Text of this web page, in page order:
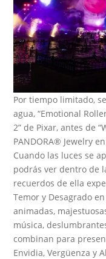
Por tiempo limitado,
agua, “Emotional
2” de Pixar, antes de
PANDORA® Jewelry
Cuando las luces se
podrás ver dentro de
recuerdos de ella
Temor y Desagrado
animadas,
música,
combinan para
Envidia, Vergüenza y